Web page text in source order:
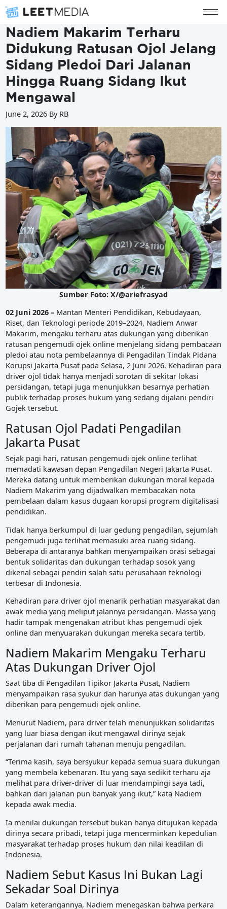
Nadiem Makarim Terharu
Didukung Ratusan Ojol Jelang
Sidang Pledoi Dari Jalanan
Hingga Ruang Sidang Ikut
Mengawal
June 2, 2026 By RB
Sumber Foto: X/@ariefrasyad
02 Juni 2026 – Mantan Menteri Pendidikan, Kebudayaan,
Riset, dan Teknologi periode 2019–2024, Nadiem Anwar
Makarim, mengaku terharu atas dukungan yang diberikan
ratusan pengemudi ojek online menjelang sidang pembacaan
pledoi atau nota pembelaannya di Pengadilan Tindak Pidana
Korupsi Jakarta Pusat pada Selasa, 2 Juni 2026. Kehadiran para
driver ojol tidak hanya menjadi sorotan di sekitar lokasi
persidangan, tetapi juga menunjukkan besarnya perhatian
publik terhadap proses hukum yang sedang dijalani pendiri
Gojek tersebut.
Ratusan Ojol Padati Pengadilan
Jakarta Pusat
Sejak pagi hari, ratusan pengemudi ojek online terlihat
memadati kawasan depan Pengadilan Negeri Jakarta Pusat.
Mereka datang untuk memberikan dukungan moral kepada
Nadiem Makarim yang dijadwalkan membacakan nota
pembelaan dalam kasus dugaan korupsi program digitalisasi
pendidikan.
Tidak hanya berkumpul di luar gedung pengadilan, sejumlah
pengemudi juga terlihat memasuki area ruang sidang.
Beberapa di antaranya bahkan menyampaikan orasi sebagai
bentuk solidaritas dan dukungan terhadap sosok yang
dikenal sebagai pendiri salah satu perusahaan teknologi
terbesar di Indonesia.
Kehadiran para driver ojol menarik perhatian masyarakat dan
awak media yang meliput jalannya persidangan. Massa yang
hadir tampak mengenakan atribut khas pengemudi ojek
online dan menyuarakan dukungan mereka secara tertib.
Nadiem Makarim Mengaku Terharu
Atas Dukungan Driver Ojol
Saat tiba di Pengadilan Tipikor Jakarta Pusat, Nadiem
menyampaikan rasa syukur dan harunya atas dukungan yang
diberikan para pengemudi ojek online.
Menurut Nadiem, para driver telah menunjukkan solidaritas
yang luar biasa dengan ikut mengawal dirinya sejak
perjalanan dari rumah tahanan menuju pengadilan.
“Terima kasih, saya bersyukur kepada semua suara dukungan
yang membela kebenaran. Itu yang saya sedikit terharu aja
melihat para driver-driver di luar mendampingi saya tadi,
bahkan dari jalanan pun banyak yang ikut,” kata Nadiem
kepada awak media.
Ia menilai dukungan tersebut bukan hanya ditujukan kepada
dirinya secara pribadi, tetapi juga mencerminkan kepedulian
masyarakat terhadap proses hukum dan nilai keadilan di
Indonesia.
Nadiem Sebut Kasus Ini Bukan Lagi
Sekadar Soal Dirinya
Dalam keterangannya, Nadiem menegaskan bahwa perkara